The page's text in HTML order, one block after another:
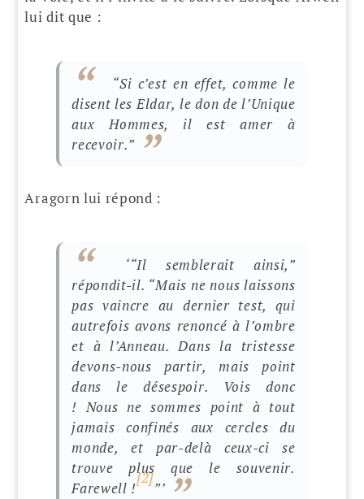
lui dit que :
“Si c’est en effet, comme le
disent les Eldar, le don de l’Unique
aux Hommes, il est amer à
recevoir.”
Aragorn lui répond :
‘“Il semblerait ainsi,”
répondit-il. “Mais ne nous laissons
pas vaincre au dernier test, qui
autrefois avons renoncé à l’ombre
et à l’Anneau. Dans la tristesse
devons-nous partir, mais point
dans le désespoir. Vois donc
! Nous ne sommes point à tout
jamais confinés aux cercles du
monde, et par-delà ceux-ci se
trouve plus que le souvenir.
Farewell !
[2]
”’